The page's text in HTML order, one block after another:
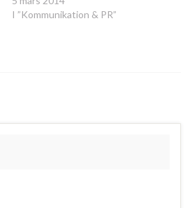
I ”Kommunikation & PR”